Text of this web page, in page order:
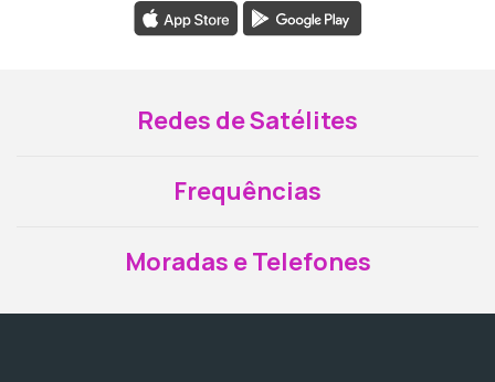
Redes de Satélites
Frequências
Moradas e Telefones